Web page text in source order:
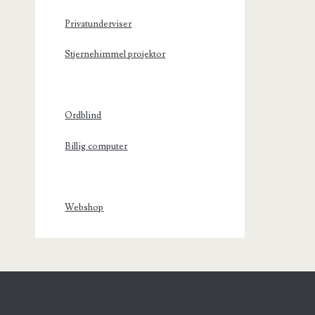
Privatunderviser
Stjernehimmel projektor
Ordblind
Billig computer
Webshop